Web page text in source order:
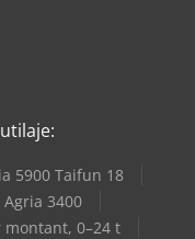
5900 Taifun 18
Agria 3400
0–24 t